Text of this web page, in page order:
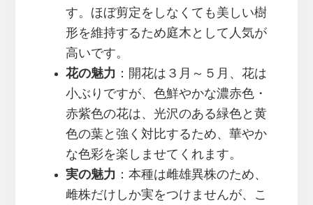
す。ほぼ剪定をしなくても美しい樹
形を維持するため庭木として人気が
高いです。
花の魅力 ：開花は３月～５月、花は
小ぶりですが、色鮮やかな濃赤色・
赤紫色の花は、光沢のある緑色と黄
色の葉と強く対比するため、華やか
な色彩を楽しませてくれます。
実の魅力 ：本種は雌雄異株のため、
雌株だけしか実をつけませんが、こ